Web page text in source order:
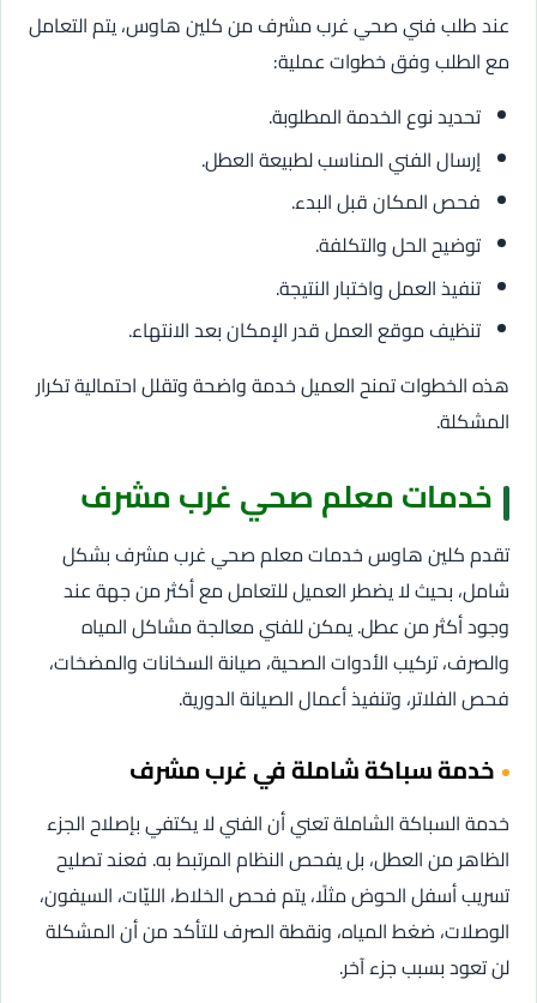
عند طلب فني صحي غرب مشرف من كلين هاوس، يتم التعامل
مع الطلب وفق خطوات عملية:
تحديد نوع الخدمة المطلوبة.
إرسال الفني المناسب لطبيعة العطل.
فحص المكان قبل البدء.
توضيح الحل والتكلفة.
تنفيذ العمل واختبار النتيجة.
تنظيف موقع العمل قدر الإمكان بعد الانتهاء.
هذه الخطوات تمنح العميل خدمة واضحة وتقلل احتمالية تكرار
المشكلة.
خدمات معلم صحي غرب مشرف
تقدم كلين هاوس خدمات معلم صحي غرب مشرف بشكل
شامل، بحيث لا يضطر العميل للتعامل مع أكثر من جهة عند
وجود أكثر من عطل. يمكن للفني معالجة مشاكل المياه
والصرف، تركيب الأدوات الصحية، صيانة السخانات والمضخات،
فحص الفلاتر، وتنفيذ أعمال الصيانة الدورية.
خدمة سباكة شاملة في غرب مشرف
خدمة السباكة الشاملة تعني أن الفني لا يكتفي بإصلاح الجزء
الظاهر من العطل، بل يفحص النظام المرتبط به. فعند تصليح
تسريب أسفل الحوض مثلًا، يتم فحص الخلاط، الليّات، السيفون،
الوصلات، ضغط المياه، ونقطة الصرف للتأكد من أن المشكلة
لن تعود بسبب جزء آخر.